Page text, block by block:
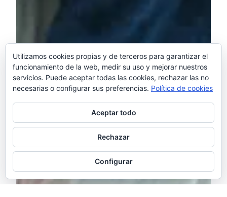
Utilizamos cookies propias y de terceros para garantizar el
funcionamiento de la web, medir su uso y mejorar nuestros
servicios. Puede aceptar todas las cookies, rechazar las no
necesarias o configurar sus preferencias. Política de cookies
Aceptar todo
Rechazar
Configurar